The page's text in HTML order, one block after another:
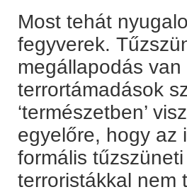
Most tehát
fegyverek.
megállapodás
terrortámadások
‘természetben’
egyelőre, hogy az
formális
terroristákkal nem